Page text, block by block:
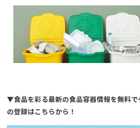
▼食品を彩る最新の食品容器情報を無料で
の登録はこちらから！